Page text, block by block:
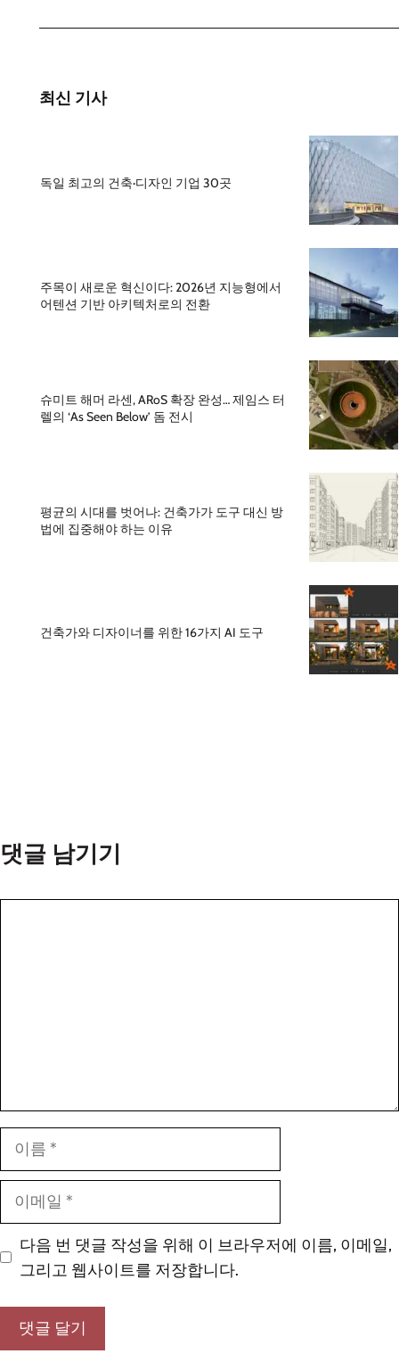
최신 기사
독일 최고의 건축·디자인 기업 30곳
주목이 새로운 혁신이다: 2026년 지능형에서
어텐션 기반 아키텍처로의 전환
슈미트 해머 라센, ARoS 확장 완성… 제임스 터
렐의 ‘As Seen Below’ 돔 전시
평균의 시대를 벗어나: 건축가가 도구 대신 방
법에 집중해야 하는 이유
건축가와 디자이너를 위한 16가지 AI 도구
댓글 남기기
다음 번 댓글 작성을 위해 이 브라우저에 이름, 이메일,
그리고 웹사이트를 저장합니다.